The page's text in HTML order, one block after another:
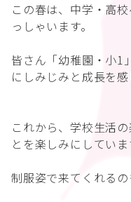
この春は、中学・高
っしゃいます。
皆さん「幼稚園・小1
にしみじみと成長を感
これから、学校生活
とを楽しみにしていま
制服姿で来てくれるの